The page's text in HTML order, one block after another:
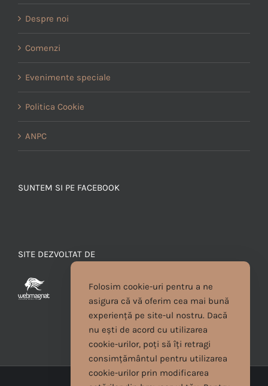
Despre noi
Comenzi
Evenimente speciale
Politica Cookie
ANPC
SUNTEM SI PE FACEBOOK
SITE DEZVOLTAT DE
Folosim cookie-uri pentru a ne
asigura că vă oferim cea mai bună
experiență pe site-ul nostru. Dacă
nu ești de acord cu utilizarea
cookie-urilor, poți să îți retragi
consimțământul pentru utilizarea
cookie-urilor prin modificarea